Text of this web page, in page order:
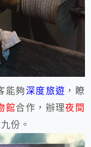
能夠深度旅遊 ，瞭
館合作，辦理夜間
份。